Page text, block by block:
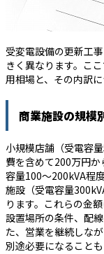
受変電設備の更新工
きく異なります。こ
用相場と、その内訳に
商業施設の規模
小規模店舗（受電容
費を含めて200万円
容量100〜200kVA程
施設（受電容量
ります。これらの金
設置場所の条件、配
た、営業を継続しな
別途必要になることも